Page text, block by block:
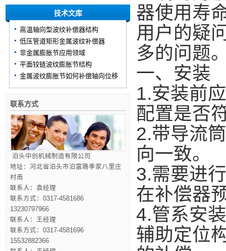
器使用寿
用户的疑
多的问题
一、安装
1.安装前
配置是否
2.带导流
向一致。
3.需要进
在补偿器
4.管系安
辅助定位
技术文库
高温轴向型波纹补偿器结构
低压管道矩形金属波纹补偿器
非金属膨胀节应用领域
平面铰链波纹膨胀节结构
金属波纹膨胀节如何补偿轴向位移
联系方式
泊头中创机械制造有限公司
地址：河北省泊头市泊富路季家八里庄
村南
联系人：袁经理
联系方式：0317-4581686
13230797966
联系人：王经理
联系方式：0317-4581696
15532882366